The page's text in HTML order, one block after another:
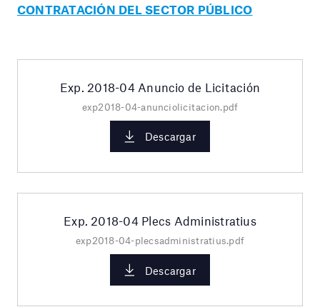
CONTRATACIÓN DEL SECTOR PÚBLICO
Exp. 2018-04 Anuncio de Licitación
exp2018-04-anunciolicitacion.pdf
Descargar
Exp. 2018-04 Plecs Administratius
exp2018-04-plecsadministratius.pdf
Descargar